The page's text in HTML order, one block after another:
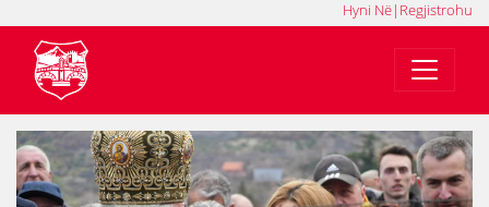
Regjistrohu
|
Hyni Në